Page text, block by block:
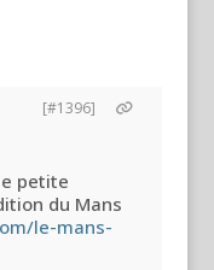
[#1396]
petite
du Mans
le-mans-